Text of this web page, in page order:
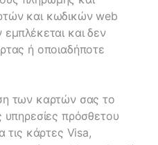
και κωδικών web
και δεν
ή οποιαδήποτε
των καρτών σας το
υπηρεσίες πρόσθετου
τις κάρτες Visa,